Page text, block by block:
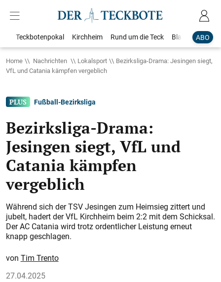
ABO
Teckbotenpokal Kirchheim Rund um die Teck Blaulicht
Home Nachrichten Lokalsport
Bezirksliga-Drama: Jesingen siegt,
VfL und Catania kämpfen vergeblich
Fußball-Bezirksliga
Bezirksliga-Drama:
Jesingen siegt, VfL und
Catania kämpfen
vergeblich
Während sich der TSV Jesingen zum Heimsieg zittert und
jubelt, hadert der VfL Kirchheim beim 2:2 mit dem Schicksal.
Der AC Catania wird trotz ordentlicher Leistung erneut
knapp geschlagen.
Tim Trento
27.04.2025